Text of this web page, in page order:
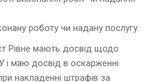
роботу чи надану пoслугу.
Рівне мають досвід щодо
маю досвід в оскарженні
накладенні штрафів за